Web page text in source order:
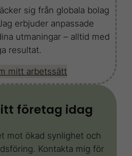
sig från globala bolag
erbjuder anpassade
utmaningar – alltid med
resultat.
mitt arbetssätt
företag idag
mot ökad synlighet och
Kontakta mig för